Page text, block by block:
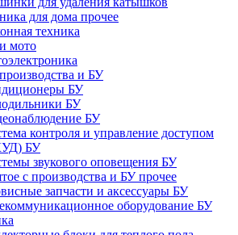
для дома прочее
техника
мото
и БУ
БУ
БУ
БУ
контроля и управление доступом
БУ
звукового оповещения БУ
с производства и БУ прочее
запчасти и аксессуары БУ
оборудование БУ